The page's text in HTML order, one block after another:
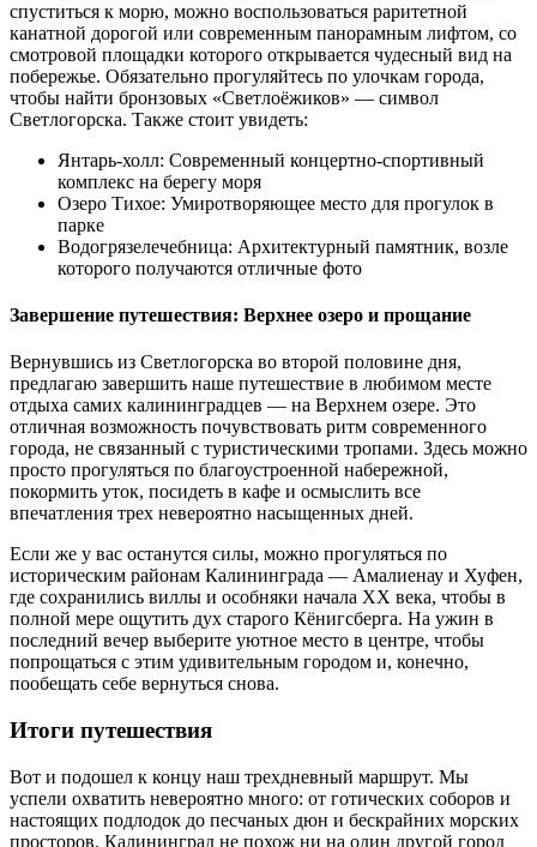
спуститься к морю, можно воспользоваться раритетной
канатной дорогой или современным панорамным лифтом, со
смотровой площадки которого открывается чудесный вид на
побережье. Обязательно прогуляйтесь по улочкам города,
чтобы найти бронзовых «Светлоёжиков» — символ
Светлогорска. Также стоит увидеть:
Янтарь-холл: Современный концертно-спортивный
комплекс на берегу моря
Озеро Тихое: Умиротворяющее место для прогулок в
парке
Водогрязелечебница: Архитектурный памятник, возле
которого получаются отличные фото
Завершение путешествия: Верхнее озеро и прощание
Вернувшись из Светлогорска во второй половине дня,
предлагаю завершить наше путешествие в любимом месте
отдыха самих калининградцев — на Верхнем озере. Это
отличная возможность почувствовать ритм современного
города, не связанный с туристическими тропами. Здесь можно
просто прогуляться по благоустроенной набережной,
покормить уток, посидеть в кафе и осмыслить все
впечатления трех невероятно насыщенных дней.
Если же у вас останутся силы, можно прогуляться по
историческим районам Калининграда — Амалиенау и Хуфен,
где сохранились виллы и особняки начала XX века, чтобы в
полной мере ощутить дух старого Кёнигсберга. На ужин в
последний вечер выберите уютное место в центре, чтобы
попрощаться с этим удивительным городом и, конечно,
пообещать себе вернуться снова.
Итоги путешествия
Вот и подошел к концу наш трехдневный маршрут. Мы
успели охватить невероятно много: от готических соборов и
настоящих подлодок до песчаных дюн и бескрайних морских
просторов. Калининград не похож ни на один другой город